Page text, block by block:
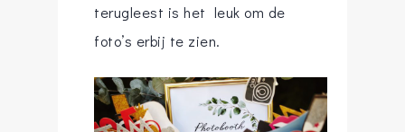
terugleest is het leuk om de
foto’s erbij te zien.